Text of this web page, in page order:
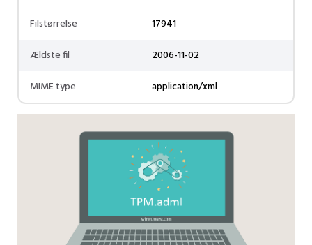
Filstørrelse
17941
Ældste fil
2006-11-02
MIME type
application/xml